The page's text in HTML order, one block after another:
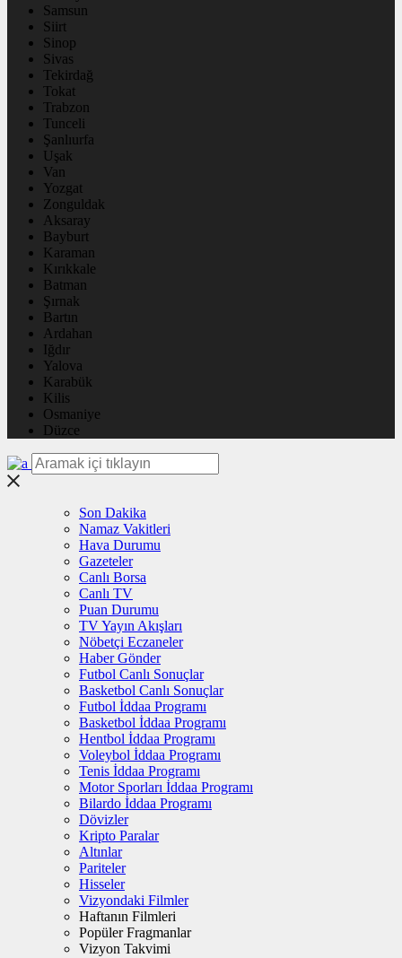
Samsun
Siirt
Sinop
Sivas
Tekirdağ
Tokat
Trabzon
Tunceli
Şanlıurfa
Uşak
Van
Yozgat
Zonguldak
Aksaray
Bayburt
Karaman
Kırıkkale
Batman
Şırnak
Bartın
Ardahan
Iğdır
Yalova
Karabük
Kilis
Osmaniye
Düzce
Son Dakika
Namaz Vakitleri
Hava Durumu
Gazeteler
Canlı Borsa
Canlı TV
Puan Durumu
TV Yayın Akışları
Nöbetçi Eczaneler
Haber Gönder
Futbol Canlı Sonuçlar
Basketbol Canlı Sonuçlar
Futbol İddaa Programı
Basketbol İddaa Programı
Hentbol İddaa Programı
Voleybol İddaa Programı
Tenis İddaa Programı
Motor Sporları İddaa Programı
Bilardo İddaa Programı
Dövizler
Kripto Paralar
Altınlar
Pariteler
Hisseler
Vizyondaki Filmler
Haftanın Filmleri
Popüler Fragmanlar
Vizyon Takvimi